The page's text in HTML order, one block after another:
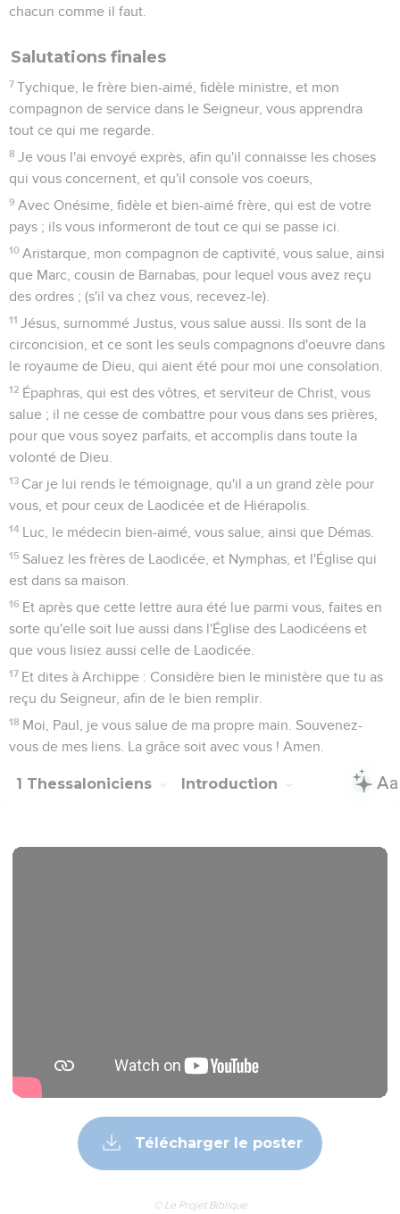
chacun comme il faut.
Salutations finales
7 Tychique, le frère bien-aimé, fidèle ministre, et mon
compagnon de service dans le Seigneur, vous apprendra
tout ce qui me regarde.
8 Je vous l'ai envoyé exprès, afin qu'il connaisse les choses
qui vous concernent, et qu'il console vos coeurs,
9 Avec Onésime, fidèle et bien-aimé frère, qui est de votre
pays ; ils vous informeront de tout ce qui se passe ici.
10 Aristarque, mon compagnon de captivité, vous salue, ainsi
que Marc, cousin de Barnabas, pour lequel vous avez reçu
des ordres ; (s'il va chez vous, recevez-le).
11 Jésus, surnommé Justus, vous salue aussi. Ils sont de la
circoncision, et ce sont les seuls compagnons d'oeuvre dans
le royaume de Dieu, qui aient été pour moi une consolation.
12 Épaphras, qui est des vôtres, et serviteur de Christ, vous
salue ; il ne cesse de combattre pour vous dans ses prières,
pour que vous soyez parfaits, et accomplis dans toute la
volonté de Dieu.
13 Car je lui rends le témoignage, qu'il a un grand zèle pour
vous, et pour ceux de Laodicée et de Hiérapolis.
14 Luc, le médecin bien-aimé, vous salue, ainsi que Démas.
15 Saluez les frères de Laodicée, et Nymphas, et l'Église qui
est dans sa maison.
16 Et après que cette lettre aura été lue parmi vous, faites en
sorte qu'elle soit lue aussi dans l'Église des Laodicéens et
que vous lisiez aussi celle de Laodicée.
17 Et dites à Archippe : Considère bien le ministère que tu as
reçu du Seigneur, afin de le bien remplir.
18 Moi, Paul, je vous salue de ma propre main. Souvenez-
vous de mes liens. La grâce soit avec vous ! Amen.
1 Thessaloniciens Introduction
Télécharger le poster
© Le Projet Biblique